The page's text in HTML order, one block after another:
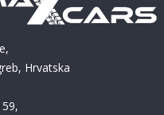
Hrvatska